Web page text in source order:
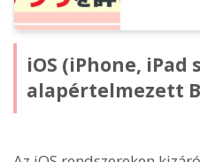
iOS (iPhone, iPad
alapértelmezett